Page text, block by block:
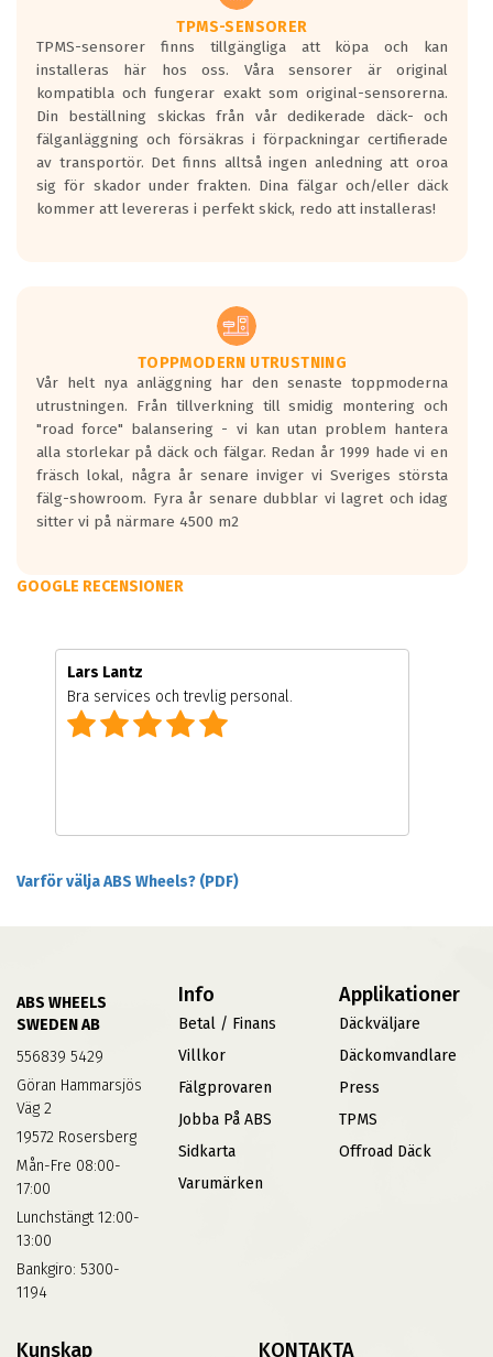
godkända för år 2016 nya regelverk.
Ett däck med en svart våg kommer vara
minst tre decibel tystare än det
regelverk som börjar gälla 2016.
TPMS-SENSORER
TPMS-sensorer finns tillgängliga att köpa och kan
installeras här hos oss. Våra sensorer är original
kompatibla och fungerar exakt som original-sensorerna.
Din beställning skickas från vår dedikerade däck- och
fälganläggning och försäkras i förpackningar certifierade
av transportör. Det finns alltså ingen anledning att oroa
sig för skador under frakten. Dina fälgar och/eller däck
kommer att levereras i perfekt skick, redo att installeras!
TOPPMODERN UTRUSTNING
Vår helt nya anläggning har den senaste toppmoderna
utrustningen. Från tillverkning till smidig montering och
"road force" balansering - vi kan utan problem hantera
alla storlekar på däck och fälgar. Redan år 1999 hade vi en
fräsch lokal, några år senare inviger vi Sveriges största
fälg-showroom. Fyra år senare dubblar vi lagret och idag
sitter vi på närmare 4500 m2
GOOGLE RECENSIONER
Lars Lantz
Bra services och trevlig personal.
Varför välja ABS Wheels? (PDF)
ABS WHEELS
SWEDEN AB
556839 5429
Göran Hammarsjös
Väg 2
19572 Rosersberg
Mån-Fre 08:00-
17:00
Lunchstängt 12:00-
13:00
Bankgiro: 5300-
1194
Info
Betal / Finans
Villkor
Fälgprovaren
Jobba På ABS
Sidkarta
Varumärken
Applikationer
Däckväljare
Däckomvandlare
Press
TPMS
Offroad Däck
Kunskap KONTAKTA